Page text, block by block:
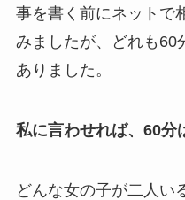
事を書く前にネットで
みましたが、どれも60
ありました。
私に言わせれば、60分
どんな女の子が二人い